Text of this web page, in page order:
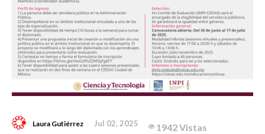
Laura Gutiérrez Jul 02, 2025 1942 Vistas